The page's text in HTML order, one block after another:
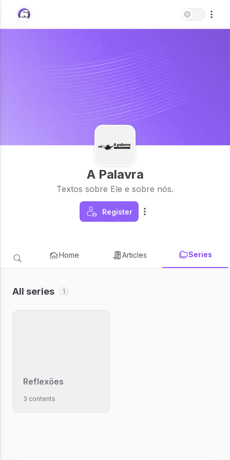
A Palavra
Textos sobre Ele e sobre nós.
Register
Home Articles Series
All series 1
Reflexões
3 contents